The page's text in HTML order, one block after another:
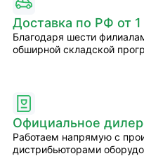
Доставка по РФ от 1
Благодаря шести
обширной складской
Официальное
Работаем напрямую с
дистрибьюторами